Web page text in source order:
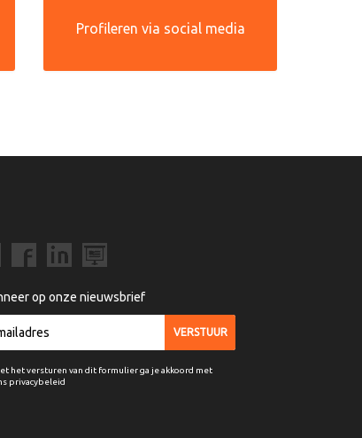
Profileren via social media
op onze nieuwsbrief
het versturen van dit formulier ga je akkoord met
privacybeleid